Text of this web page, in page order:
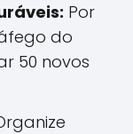
Por
do
50 novos